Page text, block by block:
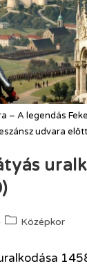
– A legendás
udvara
Középkor